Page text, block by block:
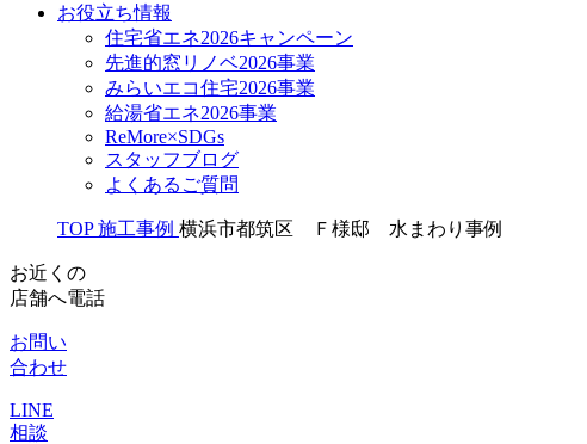
お役立ち情報
住宅省エネ2026キャンペーン
先進的窓リノベ2026事業
みらいエコ住宅2026事業
給湯省エネ2026事業
ReMore×SDGs
スタッフブログ
よくあるご質問
TOP 施工事例 横浜市都筑区 Ｆ様邸 水まわり事例
お近くの
店舗へ電話
お問い
合わせ
LINE
相談